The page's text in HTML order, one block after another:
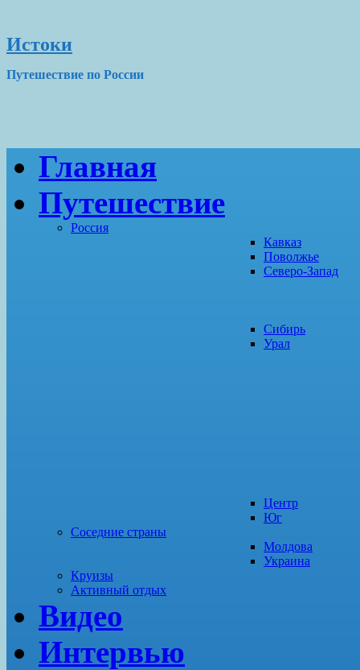
Истоки
Путешествие по России
Главная
Путешествие
Россия
Кавказ
Поволжье
Северо-Запад
Сибирь
Урал
Центр
Юг
Соседние страны
Молдова
Украина
Круизы
Активный отдых
Видео
Интервью